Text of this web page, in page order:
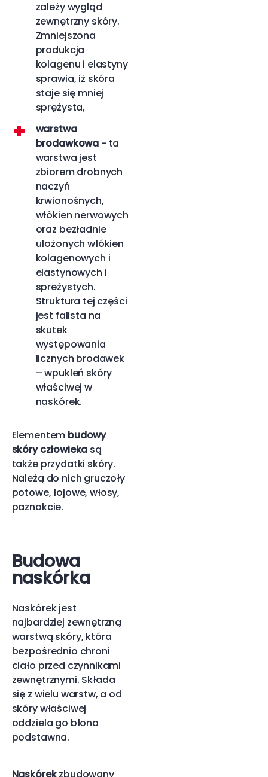
zależy wygląd
zewnętrzny skóry.
Zmniejszona
produkcja
kolagenu i elastyny
sprawia, iż skóra
staje się mniej
sprężysta,
warstwa
brodawkowa - ta
warstwa jest
zbiorem drobnych
naczyń
krwionośnych,
włókien nerwowych
oraz bezładnie
ułożonych włókien
kolagenowych i
elastynowych i
spreżystych.
Struktura tej części
jest falista na
skutek
występowania
licznych brodawek
– wpukleń skóry
właściwej w
naskórek.
Elementem budowy
skóry człowieka są
także przydatki skóry.
Należą do nich gruczoły
potowe, łojowe, włosy,
paznokcie.
Budowa
naskórka
Naskórek jest
najbardziej zewnętrzną
warstwą skóry, która
bezpośrednio chroni
ciało przed czynnikami
zewnętrznymi. Składa
się z wielu warstw, a od
skóry właściwej
oddziela go błona
podstawna.
Naskórekzbudowany